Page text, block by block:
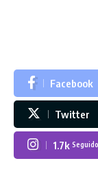
Facebook
Twitter
1.7k